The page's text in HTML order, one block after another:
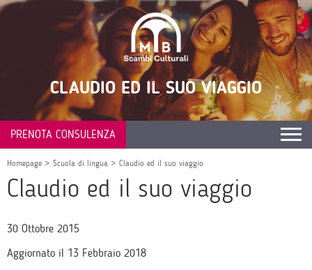
CLAUDIO ED IL SUO VIAGGIO
PRENOTA CONSULENZA
Homepage > Scuola di lingua > Claudio ed il suo viaggio
Claudio ed il suo viaggio
30 Ottobre 2015
Aggiornato il 13 Febbraio 2018